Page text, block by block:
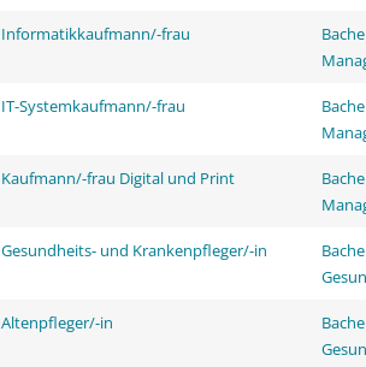
Informatikkaufmann/-frau
IT-Systemkaufmann/-frau
Kaufmann/-frau Digital und Print
Gesundheits- und Krankenpfleger/-in
Altenpfleger/-in